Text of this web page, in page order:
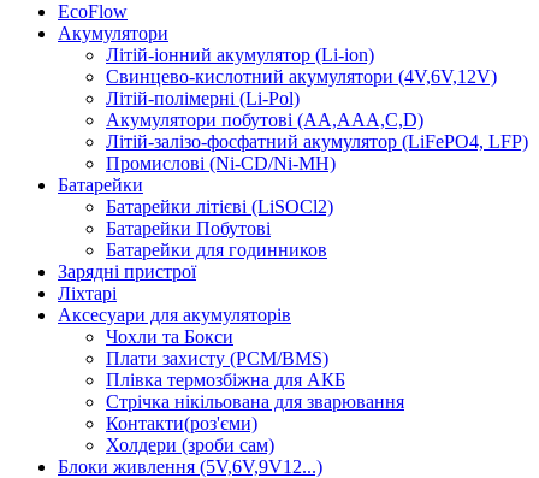
EcoFlow
Акумулятори
Літій-іонний акумулятор (Li-ion)
Свинцево-кислотний акумулятори (4V,6V,12V)
Літій-полімерні (Li-Pol)
Акумулятори побутові (AA,AAA,C,D)
Літій-залізо-фосфатний акумулятор (LiFePO4, LFP)
Промислові (Ni-CD/Ni-MH)
Батарейки
Батарейки літієві (LiSOCl2)
Батарейки Побутові
Батарейки для годинников
Зарядні пристрої
Ліхтарі
Аксесуари для акумуляторів
Чохли та Бокси
Плати захисту (PCM/BMS)
Плівка термозбіжна для АКБ
Стрічка нікільована для зварювання
Контакти(роз'єми)
Холдери (зроби сам)
Блоки живлення (5V,6V,9V12...)